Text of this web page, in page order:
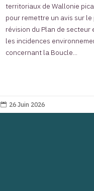
territoriaux de Wallonie
pour remettre un avis sur le
révision du Plan de secteur
les incidences
concernant la Boucle...
 26 Juin 2026